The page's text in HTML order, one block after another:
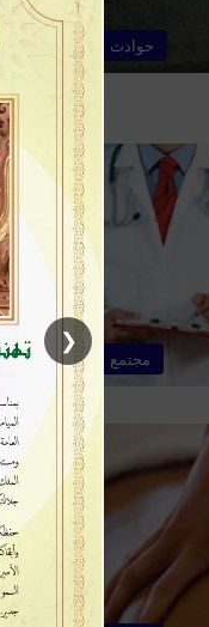
حوادث
مجتمع
في
شابة
زباير
شبكة
❮